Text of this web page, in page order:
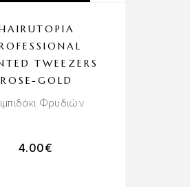
TWEEZERS
ROSE-GOLD
Φρυδιών
4.00€